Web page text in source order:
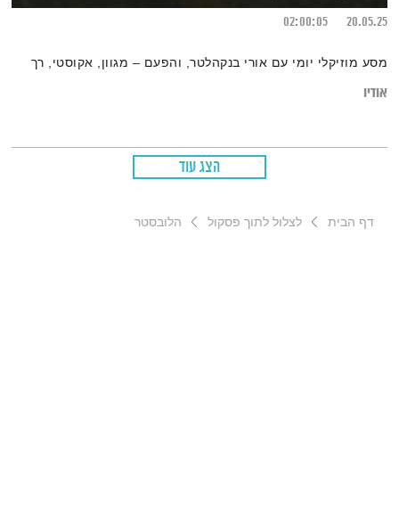
20.05.25
02:00:05
מסע מוזיקלי יומי עם אורי בנקהלטר, והפעם – מגוון, אקוסטי, רך
אודיו
הצג עוד
דף הבית לצלול לתוך פסקול הלובסטר